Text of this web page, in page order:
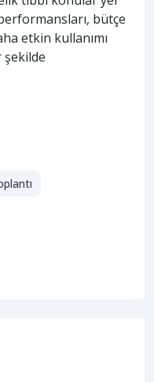
bütçe
etkin kullanımı
şekilde